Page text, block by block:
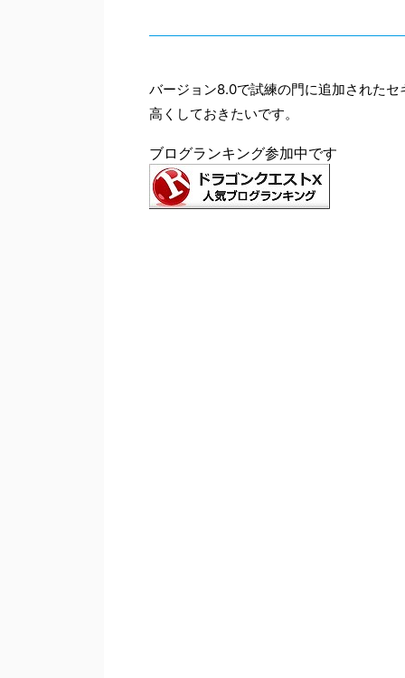
バージョン8.0で試練の門に追加された
高くしておきたいです。
ブログランキング参加中です